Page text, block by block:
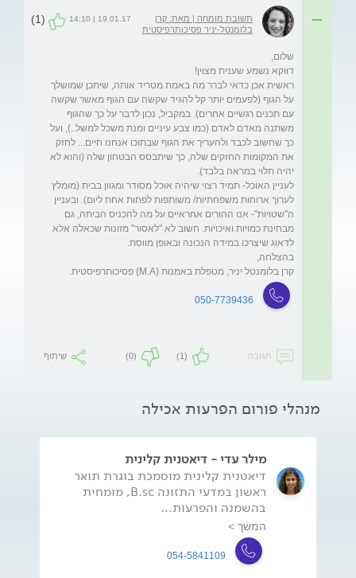
תשובת מומחה | מאת: קרן
בלומנטל-יניר פסיכותרפיסטית
19.01.17 | 14:10
(1)
ראשית אכן כדאי לברר מה באמת מטריד אותה, שיתכן שמושלך
על הגוף (לפעמים יותר קל להגיד שקשה עם הגוף מאשר שקשה
עם תכנים רגשיים אחרים). במקביל, נכון לדבר על כך שהגוף
משתנה מאדם לאדם (כמו צבע עיניים ומנת משכל למשל..), ועל
כך שחשוב לכבד ולהעריך את הגוף שבתוכו אנחנו חיים... לחזק
את המקומות החזקים שלה, כך שיתבסס הבטחון שלה (והוא לא
לעניין האוכל- תמיד רצוי שיהיה אוכל מסודר ומגוון בבית (מומלץ
לערוך ארוחות משפחתיות/ משותפות לפחות אחת ליום). ובעניין
ה"שטויות"- אנו ההורים אחראיים על מה להכניס הביתה, גם
מבחינת כמויות ואיכויות. חשוב לא "לאסור" מזונות שכאלה אלא
קרן בלומנטל יניר, מטפלת באמנות (M.A) פסיכותרפיסטית.
050-7739436
תגובה (1)
(0) שיתוף
מנהלי פורום הפרעות אכילה
מילר עדי - דיאטנית קלינית
דיאטנית קלינית מוסמכת בוגרת תואר
ראשון במדעי התזונה B.sc, מומחית
בהשמנה והפרעות...
המשך >
054-5841109